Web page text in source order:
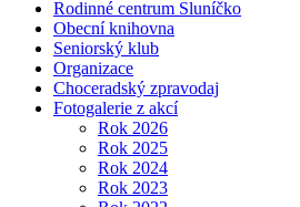
Rodinné centrum Sluníčko
Obecní knihovna
Seniorský klub
Organizace
Choceradský zpravodaj
Fotogalerie z akcí
Rok 2026
Rok 2025
Rok 2024
Rok 2023